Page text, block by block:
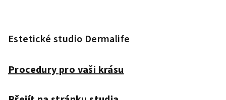
Estetické studio Dermalife
Procedury pro vaši krásu